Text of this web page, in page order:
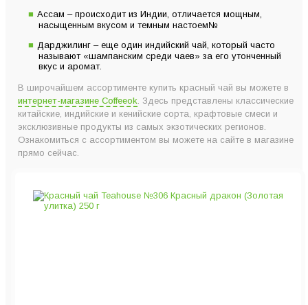
Ассам – происходит из Индии, отличается мощным,
насыщенным вкусом и темным настоем№
Дарджилинг – еще один индийский чай, который часто
называют «шампанским среди чаев» за его утонченный
вкус и аромат.
В широчайшем ассортименте купить красный чай вы можете в
интернет-магазине Coffeeok . Здесь представлены классические
китайские, индийские и кенийские сорта, крафтовые смеси и
эксклюзивные продукты из самых экзотических регионов.
Ознакомиться с ассортиментом вы можете на сайте в магазине
прямо сейчас.